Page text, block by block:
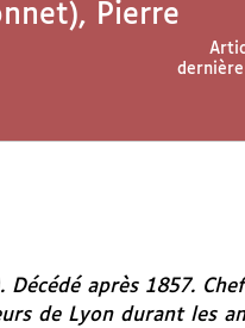
Pierre
après 1857.
de Lyon durant les